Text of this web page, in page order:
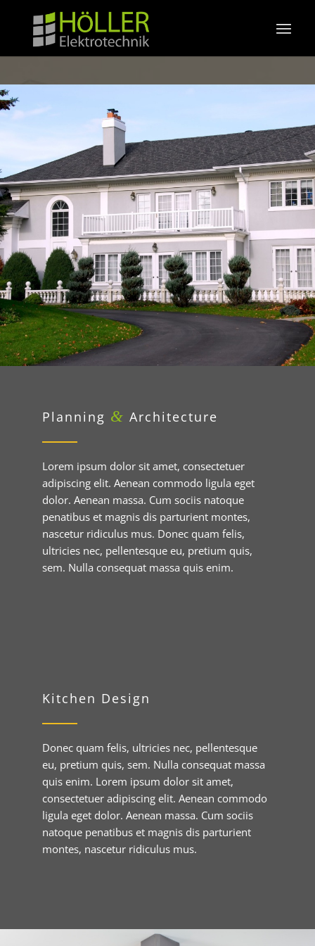
Planning & Architecture
Lorem ipsum dolor sit amet, consectetuer
adipiscing elit. Aenean commodo ligula eget
dolor. Aenean massa. Cum sociis natoque
penatibus et magnis dis parturient montes,
nascetur ridiculus mus. Donec quam felis,
ultricies nec, pellentesque eu, pretium quis,
sem. Nulla consequat massa quis enim.
Kitchen Design
Donec quam felis, ultricies nec, pellentesque
eu, pretium quis, sem. Nulla consequat massa
quis enim. Lorem ipsum dolor sit amet,
consectetuer adipiscing elit. Aenean commodo
ligula eget dolor. Aenean massa. Cum sociis
natoque penatibus et magnis dis parturient
montes, nascetur ridiculus mus.